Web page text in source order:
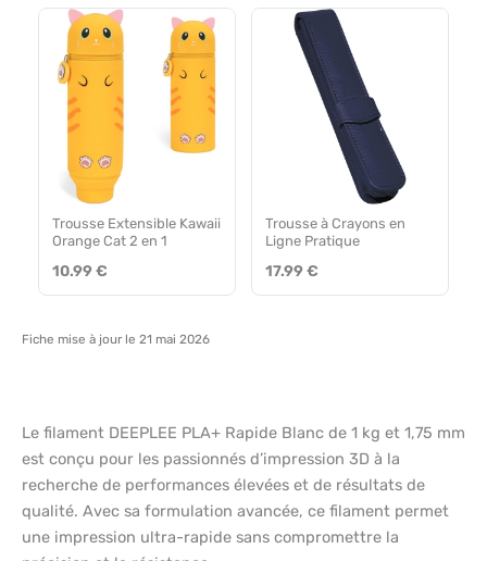
Trousse Extensible Kawaii
Orange Cat 2 en 1
10.99 €
Trousse à Crayons en
Ligne Pratique
17.99 €
Fiche mise à jour le 21 mai 2026
Le filament DEEPLEE PLA+ Rapide Blanc de 1 kg et 1,75 mm
est conçu pour les passionnés d’impression 3D à la
recherche de performances élevées et de résultats de
qualité. Avec sa formulation avancée, ce filament permet
une impression ultra-rapide sans compromettre la